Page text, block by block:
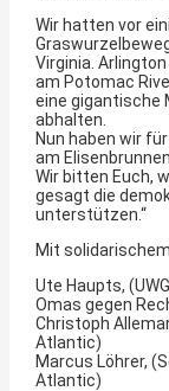
Wir hatten vor
Virginia.
am Potomac
eine gigantische
abhalten.
Nun haben wir
am
Wir bitten Euch,
gesagt die
unterstützen.“
Mit
Ute Haupts,
Omas gegen
Christoph
Atlantic)
Marcus Löhrer,
Atlantic)